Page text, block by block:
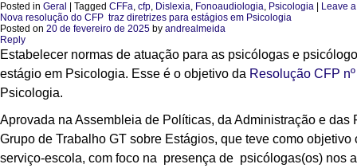
Posted in Geral Tagged CFFa, cfp, Dislexia, Fonoaudiologia, Psicologia
Leave
Nova resolução do CFP traz diretrizes para estágios em Psicologia
Posted on 20 de fevereiro de 2025 by andrealmeida
Reply
Estabelecer normas de atuação para as psicólogas e
estágio em Psicologia. Esse é o objetivo da Resolução CFP
Psicologia.
Aprovada na Assembleia de Políticas, da Administração e das
Grupo de Trabalho GT sobre Estágios, que teve como
serviço-escola, com foco na presença de psicólogas(os) nos